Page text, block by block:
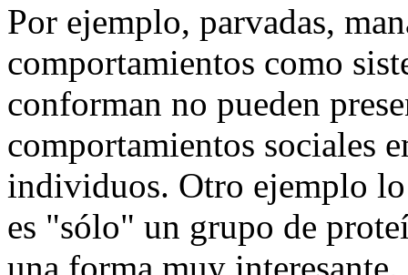
Por ejemplo, parvadas,
comportamientos como
conforman no pueden
comportamientos sociales
individuos. Otro ejemplo
es "sólo" un grupo de
una forma muy